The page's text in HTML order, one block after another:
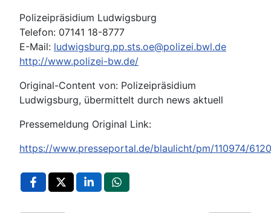
Polizeipräsidium Ludwigsburg
Telefon: 07141 18-8777
E-Mail: ludwigsburg.pp.sts.oe@polizei.bwl.de
http://www.polizei-bw.de/
Original-Content von: Polizeipräsidium
Ludwigsburg, übermittelt durch news aktuell
Pressemeldung Original Link:
https://www.presseportal.de/blaulicht/pm/110974/